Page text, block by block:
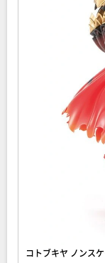
コトブキヤ ノンス